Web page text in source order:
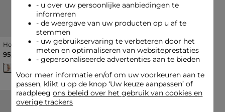
Horloge roze vrouw
95,00 €
Horloge goudgeel vrouw
90,00 €
- u over uw persoonlijke aanbiedingen te
informeren
- de weergave van uw producten op u af te
stemmen
- uw gebruikservaring te verbeteren door het
meten en optimaliseren van websiteprestaties
- gepersonaliseerde advertenties aan te bieden
Voor meer informatie en/of om uw voorkeuren aan te
passen, klikt u op de knop ‘Uw keuze aanpassen’ of
raadpleegons beleid over het gebruik van cookies en
overige trackers